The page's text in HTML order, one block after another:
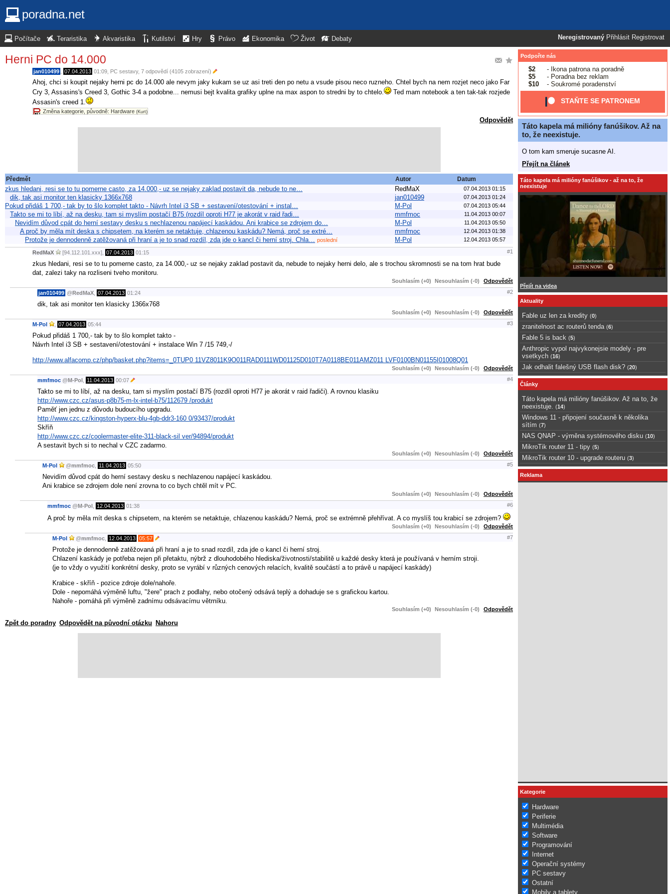
poradna.net
Neregistrovaný Přihlásit Registrovat
Počítače Teraristika Akvaristika Kutilství Hry Právo Ekonomika Život Debaty
Herni PC do 14.000
jan010499 07.04.2013 01:09 PC sestavy, 7 odpovědí (4105 zobrazení)
Ahoj, chci si koupit nejaky herni pc do 14.000 ale nevym jaky kukam se uz asi treti den po netu a vsude pisou neco ruzneho. Chtel bych na nem rozjet neco jako Far
Cry 3, Assasins's Creed 3, Gothic 3-4 a podobne... nemusi bejt kvalita grafiky uplne na max aspon to stredni by to chtelo.
Ted mam notebook a ten tak-tak rozjede
Assasin's creed 1.
Změna kategorie, původně: Hardware (Kurt)
Odpovědět
Předmět Autor Datum
zkus hledani, resi se to tu pomerne casto, za 14.000,- uz se nejaky zaklad postavit da, nebude to ne… RedMaX 07.04.2013 01:15
dik, tak asi monitor ten klasicky 1366x768 jan010499 07.04.2013 01:24
Pokud přidáš 1 700,- tak by to šlo komplet takto - Návrh Intel i3 SB + sestavení/otestování + instal… M-Pol 07.04.2013 05:44
Takto se mi to líbí, až na desku, tam si myslím postačí B75 (rozdíl oproti H77 je akorát v raid řadi… mmfmoc 11.04.2013 00:07
Nevidím důvod cpát do herní sestavy desku s nechlazenou napájecí kaskádou. Ani krabice se zdrojem do… M-Pol 11.04.2013 05:50
A proč by měla mít deska s chipsetem, na kterém se netaktuje, chlazenou kaskádu? Nemá, proč se extré… mmfmoc 12.04.2013 01:38
Protože je dennodenně zatěžovaná při hraní a je to snad rozdíl, zda jde o kancl či herní stroj. Chla… poslední M-Pol 12.04.2013 05:57
RedMaX [94.112.101.xxx], 07.04.2013 01:15 #1
zkus hledani, resi se to tu pomerne casto, za 14.000,- uz se nejaky zaklad postavit da, nebude to nejaky herni delo, ale s trochou skromnosti se na tom hrat bude
dat, zalezi taky na rozliseni tveho monitoru.
Souhlasím (+0) Nesouhlasím (-0) Odpovědět
jan010499 @RedMaX 07.04.2013 01:24 #2
dik, tak asi monitor ten klasicky 1366x768
Souhlasím (+0) Nesouhlasím (-0) Odpovědět
M-Pol 07.04.2013 05:44 #3
Pokud přidáš 1 700,- tak by to šlo komplet takto -
Návrh Intel i3 SB + sestavení/otestování + instalace Win 7 /15 749,-/
http://www.alfacomp.cz/php/basket.php?items=_0TUP0 11VZ8011K9O011RAD0111WD01125D010T7A0118BE011AMZ011 LVF0100BN01155I01008Q01
Souhlasím (+0) Nesouhlasím (-0) Odpovědět
mmfmoc @M-Pol 11.04.2013 00:07 #4
Takto se mi to líbí, až na desku, tam si myslím postačí B75 (rozdíl oproti H77 je akorát v raid řadiči). A rovnou klasiku
http://www.czc.cz/asus-p8b75-m-lx-intel-b75/112679 /produkt
Paměť jen jednu z důvodu budoucího upgradu.
http://www.czc.cz/kingston-hyperx-blu-4gb-ddr3-160 0/93437/produkt
Skříň
http://www.czc.cz/coolermaster-elite-311-black-sil ver/94894/produkt
A sestavit bych si to nechal v CZC zadarmo.
Souhlasím (+0) Nesouhlasím (-0) Odpovědět
M-Pol @mmfmoc 11.04.2013 05:50 #5
Nevidím důvod cpát do herní sestavy desku s nechlazenou napájecí kaskádou.
Ani krabice se zdrojem dole není zrovna to co bych chtěl mít v PC.
Souhlasím (+0) Nesouhlasím (-0) Odpovědět
mmfmoc @M-Pol 12.04.2013 01:38 #6
A proč by měla mít deska s chipsetem, na kterém se netaktuje, chlazenou kaskádu? Nemá, proč se extrémně přehřívat. A co myslíš tou krabicí se zdrojem?
Souhlasím (+0) Nesouhlasím (-0) Odpovědět
M-Pol @mmfmoc 12.04.2013 05:57 #7
Protože je dennodenně zatěžovaná při hraní a je to snad rozdíl, zda jde o kancl či herní stroj.
Chlazení kaskády je potřeba nejen při přetaktu, nýbrž z dlouhodobého hlediska/životnosti/stabilitě u každé desky která je používaná v herním stroji.
(je to vždy o využití konkrétní desky, proto se vyrábí v různých cenových relacích, kvalitě součástí a to právě u napájecí kaskády)
Krabice - skříň - pozice zdroje dole/nahoře.
Dole - nepomáhá výměně luftu, "žere" prach z podlahy, nebo otočený odsává teplý a dohaduje se s grafickou kartou.
Nahoře - pomáhá při výměně zadnímu odsávacímu větrníku.
Souhlasím (+0) Nesouhlasím (-0) Odpovědět
Zpět do poradny Odpovědět na původní otázku Nahoru
Podpořte nás
$2
- Ikona patrona na poradně
$5
- Poradna bez reklam
$10
- Soukromé poradenství
STAŇTE SE PATRONEM
Táto kapela má milióny fanúšikov. Až na
to, že neexistuje.
O tom kam smeruje sucasne AI.
Přejít na článek
Táto kapela má milióny fanúšikov - až na to, že
neexistuje
Přejít na videa
Aktuality
Fable uz len za kredity (0)
zranitelnost ac routerů tenda (6)
Fable 5 is back (5)
Anthropic vypol najvykonejsie modely - pre
vsetkych (16)
Jak odhalit falešný USB flash disk? (20)
Články
Táto kapela má milióny fanúšikov. Až na to, že
neexistuje.
(14)
Windows 11 - připojení současně k několika
sítím (7)
NAS QNAP - výměna systémového disku (10)
MikroTik router 11 - tipy (5)
MikroTik router 10 - upgrade routeru (3)
Reklama
Kategorie
Hardware
Periferie
Multimédia
Software
Programování
Internet
Operační systémy
PC sestavy
Ostatní
Mobily a tablety